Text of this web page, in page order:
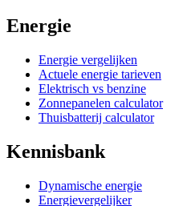
Energie
Energie vergelijken
Actuele energie tarieven
Elektrisch vs benzine
Zonnepanelen calculator
Thuisbatterij calculator
Kennisbank
Dynamische energie
Energievergelijker